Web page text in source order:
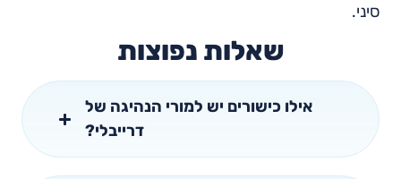
סיני.
שאלות נפוצות
אילו כישורים יש למורי הנהיגה של
דרייבלי?